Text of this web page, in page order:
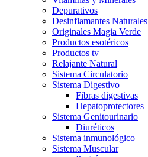
Depurativos
Desinflamantes Naturales
Originales Magia Verde
Productos esotéricos
Productos tv
Relajante Natural
Sistema Circulatorio
Sistema Digestivo
Fibras digestivas
Hepatoprotectores
Sistema Genitourinario
Diuréticos
Sistema inmunológico
Sistema Muscular